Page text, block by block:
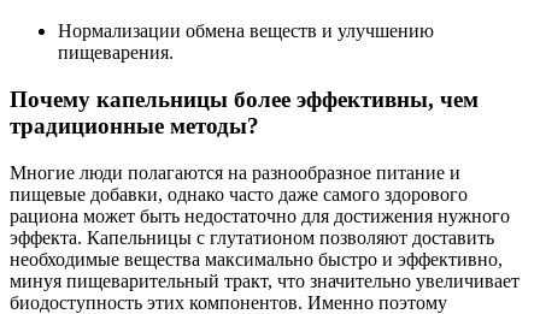
Нормализации обмена веществ и улучшению
пищеварения.
Почему капельницы более эффективны, чем
традиционные методы?
Многие люди полагаются на разнообразное питание и
пищевые добавки, однако часто даже самого здорового
рациона может быть недостаточно для достижения нужного
эффекта. Капельницы с глутатионом позволяют доставить
необходимые вещества максимально быстро и эффективно,
минуя пищеварительный тракт, что значительно увеличивает
биодоступность этих компонентов. Именно поэтому